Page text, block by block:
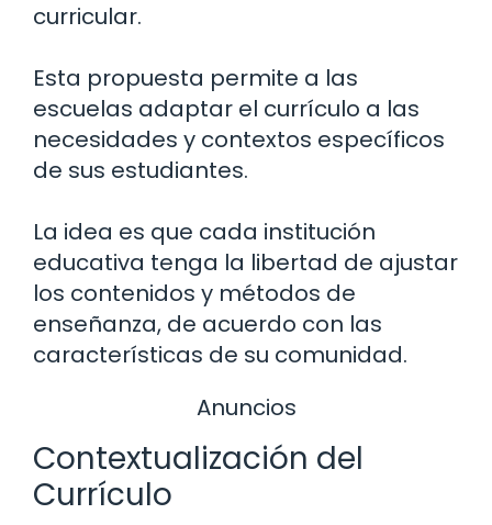
curricular.
Esta propuesta permite a las
escuelas adaptar el currículo a las
necesidades y contextos específicos
de sus estudiantes.
La idea es que cada institución
educativa tenga la libertad de ajustar
los contenidos y métodos de
enseñanza, de acuerdo con las
características de su comunidad.
Anuncios
Contextualización del
Currículo